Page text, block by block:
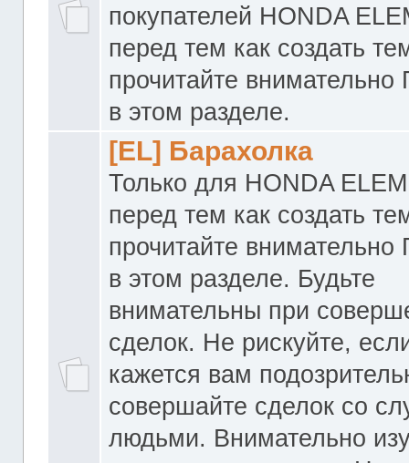
покупателей HONDA
перед тем как создать
прочитайте
в этом разделе.
[EL] Барахолка
Только для HONDA
перед тем как создать
прочитайте
в этом разделе. Будьте
внимательны при
сделок. Не рискуйте,
кажется вам
совершайте сделок со
людьми. Внимательно